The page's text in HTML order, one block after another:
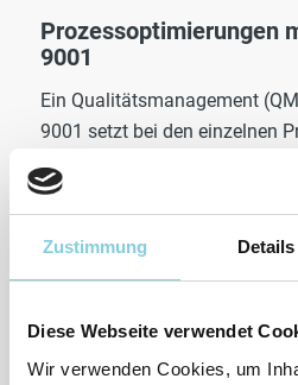
Zustimmung Details
Diese Webseite verwendet
Wir verwenden Cookies, um
Prozessoptimierungen
9001
Ein Qualitätsmanagement
9001 setzt bei den einzelnen
indem es die dort notwendigen
Mindestanforderungen
Optimierungsmöglichkeiten
ist die Qualitätsnorm ISO